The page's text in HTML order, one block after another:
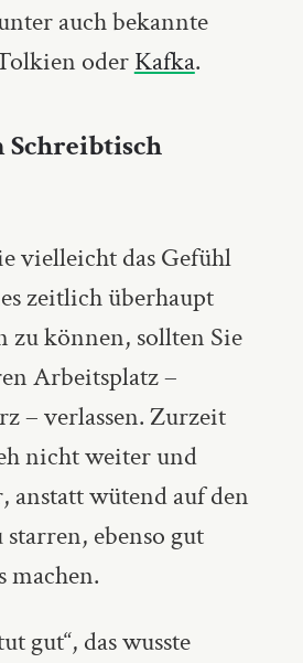
auch bekannte
oderKafka.
Schreibtisch
vielleicht das Gefühl
zeitlich überhaupt
zu können, sollten Sie
Arbeitsplatz –
– verlassen. Zurzeit
nicht weiter und
anstatt wütend auf den
ebenso gut
machen.
gut“, das wusste